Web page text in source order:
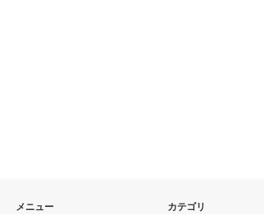
メニュー カテゴリ